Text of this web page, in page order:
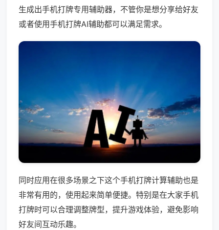
生成出手机打牌专用辅助器，不管你是想分享给好友
或者使用手机打牌AI辅助都可以满足需求。
同时应用在很多场景之下这个手机打牌计算辅助也是
非常有用的，使用起来简单便捷。特别是在大家手机
打牌时可以合理调整牌型，提升游戏体验，避免影响
好友间互动乐趣。